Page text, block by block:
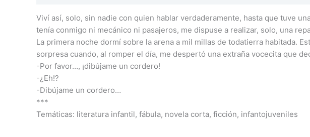
Viví así, solo, sin nadie con quien hablar verdaderamente, hasta que tuve
tenía conmigo ni mecánico ni pasajeros, me dispuse a realizar, solo, una
La primera noche dormí sobre la arena a mil millas de todatierra habitada.
sorpresa cuando, al romper el día, me despertó una extraña vocecita que
-Por favor…, ¡dibújame un cordero!
-¿Eh!?
-Dibújame un cordero…
***
Temáticas: literatura infantil, fábula, novela corta, ficción, infantojuveniles